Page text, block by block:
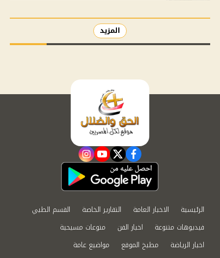
المزيد
facebook
twitter
youtube
instagram
الرئيسية الاخبار العامة التقارير الخاصة
القسم الطبي
فيديوهات متنوعة
اخبار الفن
منوعات مسيحية
اخبار الرياضة
مطبخ الموقع
مواضيع عامة